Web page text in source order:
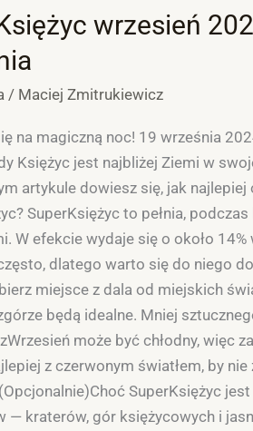
wrzesień
/ Maciej Zmitrukiewicz
na magiczną noc! 19 września
Księżyc jest najbliżej Ziemi w
artykule dowiesz się, jak
SuperKsiężyc to pełnia,
W efekcie wydaje się o około
dlatego warto się do niego
miejsce z dala od miejskich
będą idealne. Mniej
może być chłodny, więc
z czerwonym światłem, by
SuperKsiężyc
— kraterów, gór księżycowych i